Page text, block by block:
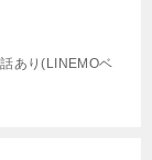
あり(LINEMOベ